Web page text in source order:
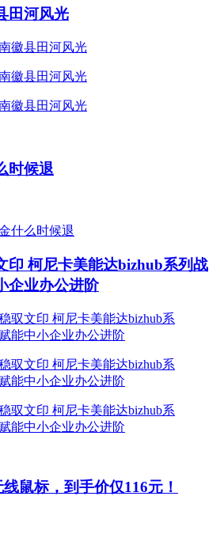
田河风光
时候退
印 柯尼卡美能达bizhub系列战
企业办公进阶
鼠标，到手价仅116元！